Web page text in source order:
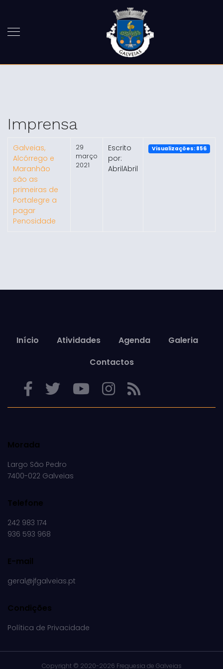
Imprensa
Galveias,
Alcórrego e
Maranhão
são as
primeiras de
Portalegre a
pagar
Penosidade
29
março
2021
Escrito
por:
AbrilAbril
Visualizações: 856
Início Atividades Agenda
Galeria
Contactos
Morada
Largo São Pedro
7400-022 Galveias
Telefone
242 983 174
936 593 968
E-mail
geral@jfgalveias.pt
Condições
Política de Privacidade
Copyright © 2020-2026 Freguesia de Galveias